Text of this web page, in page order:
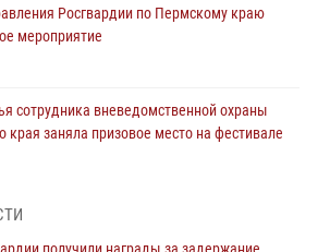
Росгвардии по Пермскому краю
мероприятие
сотрудника вневедомственной охраны
края заняла призовое место на фестивале